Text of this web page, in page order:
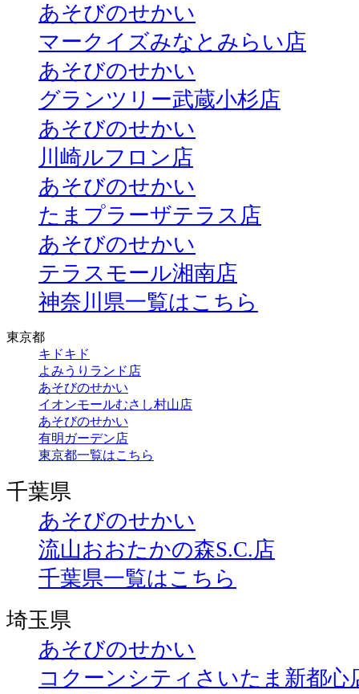
あそびのせかい
マークイズみなとみらい店
あそびのせかい
グランツリー武蔵小杉店
あそびのせかい
川崎ルフロン店
あそびのせかい
たまプラーザテラス店
あそびのせかい
テラスモール湘南店
神奈川県一覧はこちら
東京都
キドキド
よみうりランド店
あそびのせかい
イオンモールむさし村山店
あそびのせかい
有明ガーデン店
東京都一覧はこちら
千葉県
あそびのせかい
流山おおたかの森S.C.店
千葉県一覧はこちら
埼玉県
あそびのせかい
コクーンシティさいたま新都心